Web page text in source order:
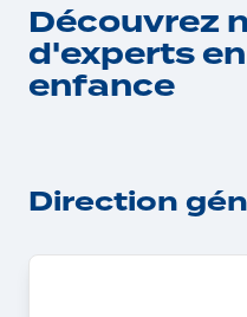
Découvrez
d'experts
enfance
Direction